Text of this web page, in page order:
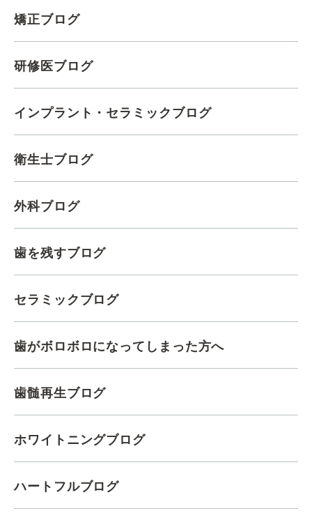
矯正ブログ
研修医ブログ
インプラント・セラミックブログ
衛生士ブログ
外科ブログ
歯を残すブログ
セラミックブログ
歯がボロボロになってしまった方へ
歯髄再生ブログ
ホワイトニングブログ
ハートフルブログ